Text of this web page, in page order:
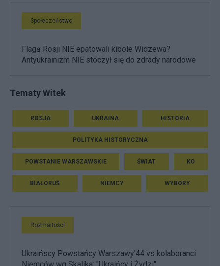
Społeczeństwo
Flagą Rosji NIE epatowali kibole Widzewa?
Antyukrainizm NIE stoczył się do zdrady narodowe
Tematy Witek
ROSJA UKRAINA HISTORIA
POLITYKA HISTORYCZNA
POWSTANIE WARSZAWSKIE ŚWIAT KO
BIAŁORUŚ NIEMCY WYBORY
Rozmaitości
Ukraińscy Powstańcy Warszawy'44 vs kolaboranci